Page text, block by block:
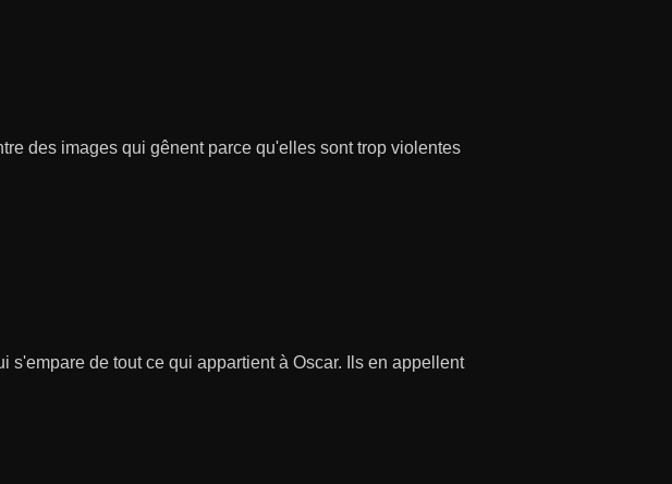
des images qui gênent parce qu'elles sont trop violentes
s'empare de tout ce qui appartient à Oscar. Ils en appellent